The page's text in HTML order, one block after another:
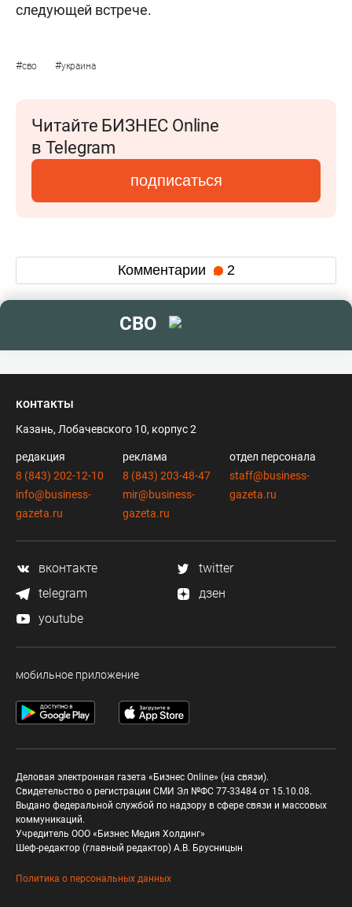
следующей встрече.
#сво #украина
Читайте БИЗНЕС Online
в Telegram
подписаться
Комментарии 2
СВО
контакты
Казань, Лобачевского 10, корпус 2
редакция
8 (843) 202-12-10
info@business-
gazeta.ru
реклама
8 (843) 203-48-47
mir@business-
gazeta.ru
отдел персонала
staff@business-
gazeta.ru
вконтакте
twitter
telegram
дзен
youtube
мобильное приложение
Деловая электронная газета «Бизнес Online» (на связи).
Свидетельство о регистрации СМИ Эл №ФС 77-33484 от 15.10.08.
Выдано федеральной службой по надзору в сфере связи и массовых
коммуникаций.
Учредитель ООО «Бизнес Медия Холдинг»
Шеф-редактор (главный редактор) А.В. Брусницын
Политика о персональных данных